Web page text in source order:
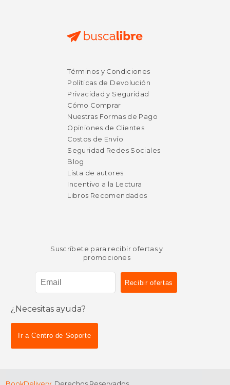
Términos y Condiciones
Políticas de Devolución
Privacidad y Seguridad
Cómo Comprar
Nuestras Formas de Pago
Opiniones de Clientes
Costos de Envío
Seguridad Redes Sociales
Blog
Lista de autores
Incentivo a la Lectura
Libros Recomendados
Suscríbete para recibir ofertas y
promociones
¿Necesitas ayuda?
Ir a Centro de Soporte